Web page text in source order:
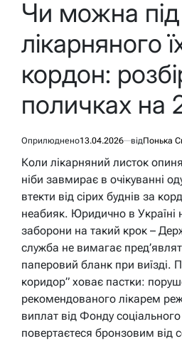
Чи можна
лікарняного
кордон:
поличках на
Оприлюднено13.04.2026 відПонька
Коли лікарняний листок
ніби завмирає в очікуванні
втекти від сірих буднів за
неабияк. Юридично в Україні
заборони на такий крок –
служба не вимагає
паперовий бланк при виїзді.
коридор” ховає пастки:
рекомендованого лікарем
виплат від Фонду
повертаєтеся бронзовим від